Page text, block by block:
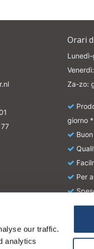
our traffic.
analytics
Orari
Za-zo:
giorno *
Per
euro
en zijn geen